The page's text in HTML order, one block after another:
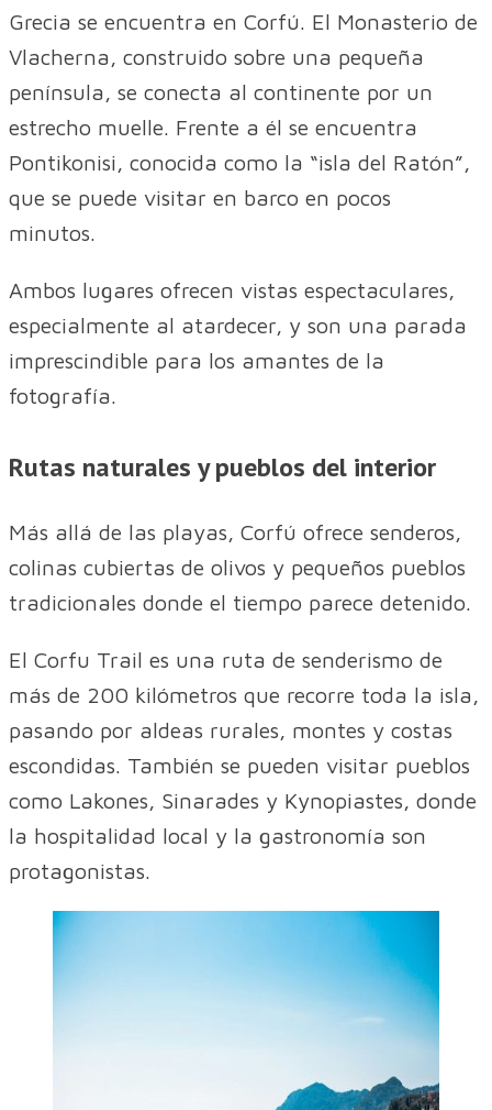
Grecia se encuentra en Corfú. El Monasterio de
Vlacherna, construido sobre una pequeña
península, se conecta al continente por un
estrecho muelle. Frente a él se encuentra
Pontikonisi, conocida como la “isla del Ratón”,
que se puede visitar en barco en pocos
minutos.
Ambos lugares ofrecen vistas espectaculares,
especialmente al atardecer, y son una parada
imprescindible para los amantes de la
fotografía.
Rutas naturales y pueblos del interior
Más allá de las playas, Corfú ofrece senderos,
colinas cubiertas de olivos y pequeños pueblos
tradicionales donde el tiempo parece detenido.
El Corfu Trail es una ruta de senderismo de
más de 200 kilómetros que recorre toda la isla,
pasando por aldeas rurales, montes y costas
escondidas. También se pueden visitar pueblos
como Lakones, Sinarades y Kynopiastes, donde
la hospitalidad local y la gastronomía son
protagonistas.